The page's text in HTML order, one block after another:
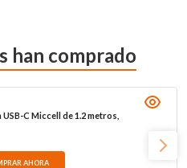
han comprado
USB-C Miccell de 1.2 metros,
AHORA